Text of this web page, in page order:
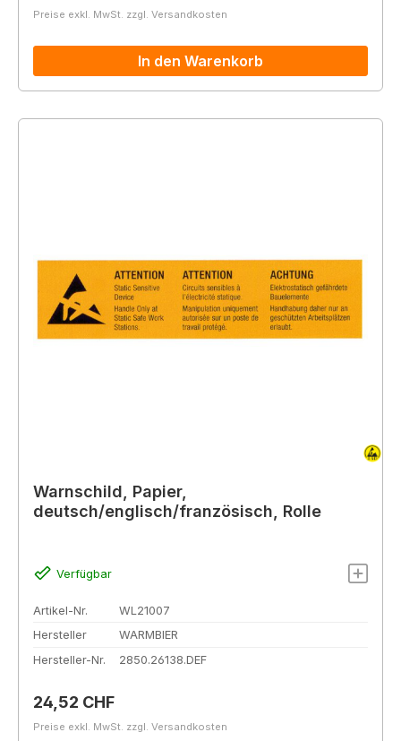
Preise exkl. MwSt. zzgl. Versandkosten
In den Warenkorb
Warnschild, Papier,
deutsch/englisch/französisch, Rolle
Verfügbar
Artikel-Nr.
WL21007
Hersteller
WARMBIER
Hersteller-Nr.
2850.26138.DEF
Regulärer Preis:
24,52 CHF
Preise exkl. MwSt. zzgl. Versandkosten